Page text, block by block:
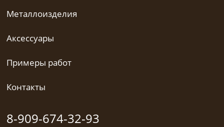
Металлоизделия
Аксессуары
Примеры работ
Контакты
8-909-674-32-93